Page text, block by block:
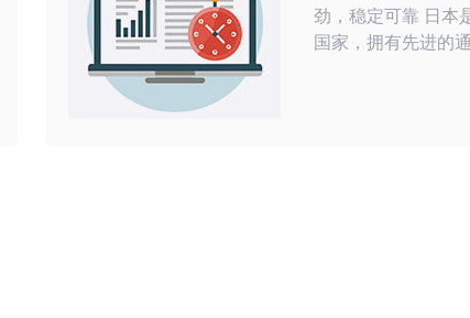
劲，稳定可靠 日本是一个科技发达的
国家，拥有先进的